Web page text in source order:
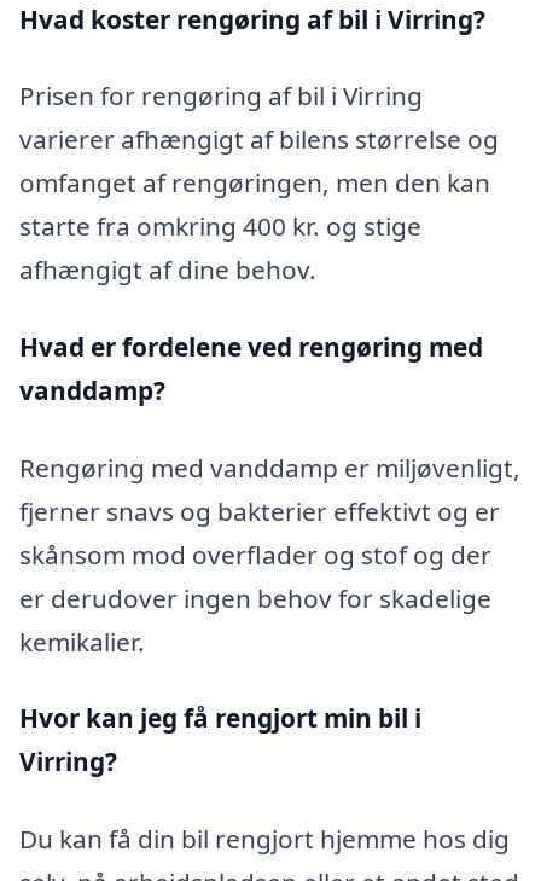
Hvad koster rengøring af bil i Virring?
Prisen for rengøring af bil i Virring
varierer afhængigt af bilens størrelse og
omfanget af rengøringen, men den kan
starte fra omkring 400 kr. og stige
afhængigt af dine behov.
Hvad er fordelene ved rengøring med
vanddamp?
Rengøring med vanddamp er miljøvenligt,
fjerner snavs og bakterier effektivt og er
skånsom mod overflader og stof og der
er derudover ingen behov for skadelige
kemikalier.
Hvor kan jeg få rengjort min bil i
Virring?
Du kan få din bil rengjort hjemme hos dig